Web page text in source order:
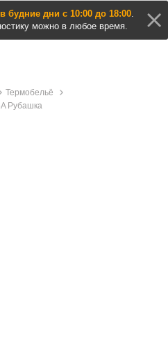
в будние дни с 10:00 до 18:00.
можно в любое время.
Термобельё
Рубашка